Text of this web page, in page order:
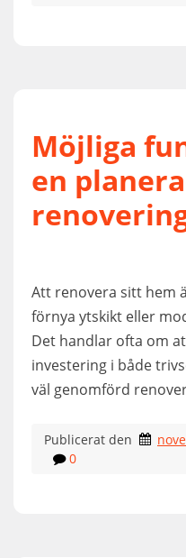
Möjliga
en
Att renovera sitt hem
förnya ytskikt eller
Det handlar ofta om
investering i både
väl genomförd
Publicerat den
0